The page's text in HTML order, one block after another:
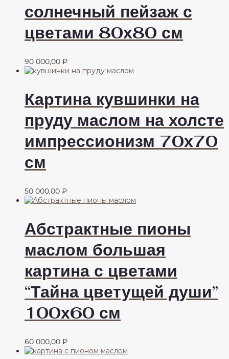
солнечный пейзаж с
цветами 80х80 см
90 000,00 ₽
Картина кувшинки на
пруду маслом на холсте
импрессионизм 70х70
см
50 000,00 ₽
Абстрактные пионы
маслом большая
картина с цветами
“Тайна цветущей души”
100х60 см
60 000,00 ₽